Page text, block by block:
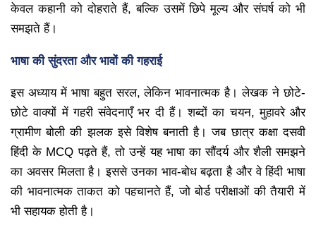
केवल कहानी को दोहराते हैं, बल्कि उसमें छिपे मूल्य और संघर्ष को भी
समझते हैं।
भाषा की सुंदरता और भावों की गहराई
इस अध्याय में भाषा बहुत सरल, लेकिन भावनात्मक है। लेखक ने छोटे-
छोटे वाक्यों में गहरी संवेदनाएँ भर दी हैं। शब्दों का चयन, मुहावरे और
ग्रामीण बोली की झलक इसे विशेष बनाती है। जब छात्र कक्षा दसवी
हिंदी के MCQ पढ़ते हैं, तो उन्हें यह भाषा का सौंदर्य और शैली समझने
का अवसर मिलता है। इससे उनका भाव-बोध बढ़ता है और वे हिंदी भाषा
की भावनात्मक ताकत को पहचानते हैं, जो बोर्ड परीक्षाओं की तैयारी में
भी सहायक होती है।